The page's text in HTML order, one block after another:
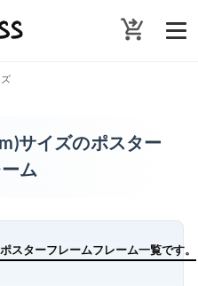
shopping_cart_checkout
サイズのポスター
ム
スターフレームフレーム一覧です。